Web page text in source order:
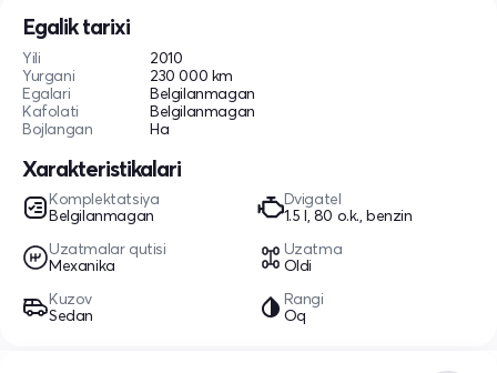
Egalik tarixi
Yili
2010
Yurgani
230 000 km
Egalari
Belgilanmagan
Kafolati
Belgilanmagan
Bojlangan
Ha
Xarakteristikalari
Komplektatsiya
Belgilanmagan
Dvigatel
1.5 l, 80 o.k., benzin
Uzatmalar qutisi
Mexanika
Uzatma
Oldi
Kuzov
Sedan
Rangi
Oq